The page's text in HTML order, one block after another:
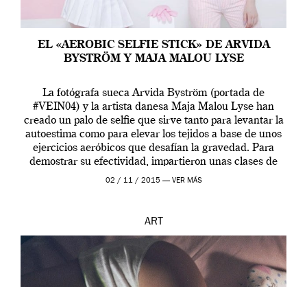
EL «AEROBIC SELFIE STICK» DE ARVIDA
BYSTRÖM Y MAJA MALOU LYSE
La fotógrafa sueca Arvida Byström (portada de
#VEIN04) y la artista danesa Maja Malou Lyse han
creado un palo de selfie que sirve tanto para levantar la
autoestima como para elevar los tejidos a base de unos
ejercicios aeróbicos que desafían la gravedad. Para
demostrar su efectividad, impartieron unas clases de
prueba en el Tate […]
02 / 11 / 2015 — VER MÁS
ART